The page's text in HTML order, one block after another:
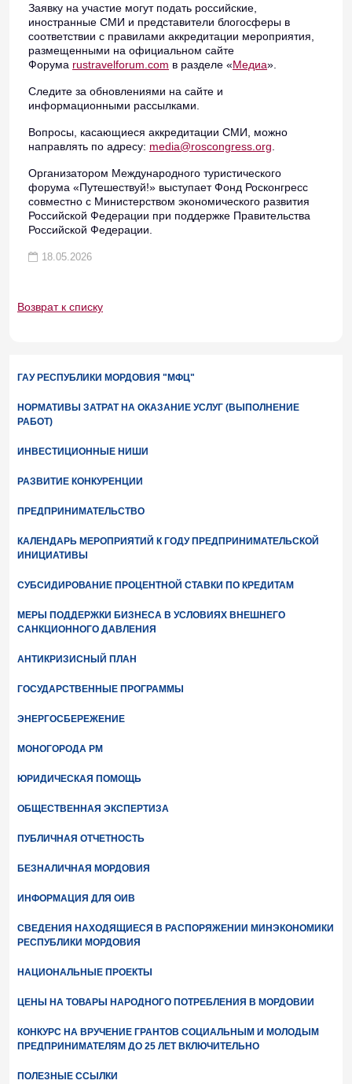
ГАУ РЕСПУБЛИКИ МОРДОВИЯ "МФЦ"
НОРМАТИВЫ ЗАТРАТ НА ОКАЗАНИЕ УСЛУГ (ВЫПОЛНЕНИЕ
РАБОТ)
ИНВЕСТИЦИОННЫЕ НИШИ
РАЗВИТИЕ КОНКУРЕНЦИИ
ПРЕДПРИНИМАТЕЛЬСТВО
КАЛЕНДАРЬ МЕРОПРИЯТИЙ К ГОДУ ПРЕДПРИНИМАТЕЛЬСКОЙ
ИНИЦИАТИВЫ
СУБСИДИРОВАНИЕ ПРОЦЕНТНОЙ СТАВКИ ПО КРЕДИТАМ
МЕРЫ ПОДДЕРЖКИ БИЗНЕСА В УСЛОВИЯХ ВНЕШНЕГО
САНКЦИОННОГО ДАВЛЕНИЯ
АНТИКРИЗИСНЫЙ ПЛАН
ГОСУДАРСТВЕННЫЕ ПРОГРАММЫ
ЭНЕРГОСБЕРЕЖЕНИЕ
МОНОГОРОДА РМ
ЮРИДИЧЕСКАЯ ПОМОЩЬ
ОБЩЕСТВЕННАЯ ЭКСПЕРТИЗА
ПУБЛИЧНАЯ ОТЧЕТНОСТЬ
БЕЗНАЛИЧНАЯ МОРДОВИЯ
ИНФОРМАЦИЯ ДЛЯ ОИВ
СВЕДЕНИЯ НАХОДЯЩИЕСЯ В РАСПОРЯЖЕНИИ МИНЭКОНОМИКИ
РЕСПУБЛИКИ МОРДОВИЯ
НАЦИОНАЛЬНЫЕ ПРОЕКТЫ
ЦЕНЫ НА ТОВАРЫ НАРОДНОГО ПОТРЕБЛЕНИЯ В МОРДОВИИ
КОНКУРС НА ВРУЧЕНИЕ ГРАНТОВ СОЦИАЛЬНЫМ И МОЛОДЫМ
ПРЕДПРИНИМАТЕЛЯМ ДО 25 ЛЕТ ВКЛЮЧИТЕЛЬНО
ПОЛЕЗНЫЕ ССЫЛКИ
Заявку на участие могут подать российские,
иностранные СМИ и представители блогосферы в
соответствии с правилами аккредитации мероприятия,
размещенными на официальном сайте
Форума rustravelforum.com в разделе «Медиа».
Следите за обновлениями на сайте и
информационными рассылками.
Вопросы, касающиеся аккредитации СМИ, можно
направлять по адресу: media@roscongress.org
Организатором Международного туристического
форума «Путешествуй!» выступает Фонд Росконгресс
совместно с Министерством экономического развития
Российской Федерации при поддержке Правительства
Российской Федерации.
18.05.2026
Возврат к списку